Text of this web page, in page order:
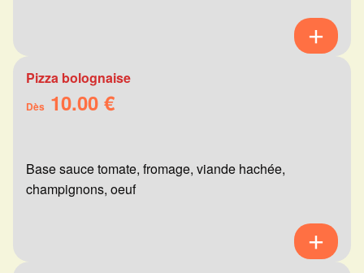
Pizza bolognaise
Dès 10.00 €
Base sauce tomate, fromage, viande hachée,
champignons, oeuf